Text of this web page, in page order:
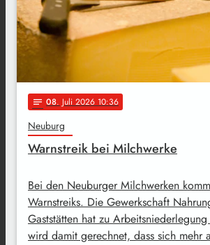
notes 08. Juli 2026 10:36
Neuburg
Warnstreik bei Milchwerke
Bei den Neuburger Milchwerken
Warnstreiks. Die Gewerkschaft
Gaststätten hat zu
wird damit gerechnet, dass sich